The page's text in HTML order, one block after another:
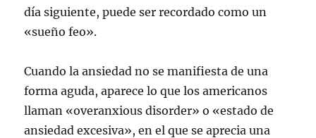
día siguiente, puede ser recordado como un
«sueño feo».
Cuando la ansiedad no se manifiesta de una
forma aguda, aparece lo que los americanos
llaman «overanxious disorder» o «estado de
ansiedad excesiva», en el que se aprecia una